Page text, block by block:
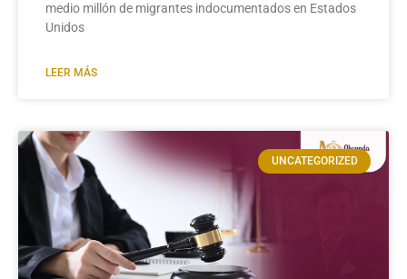
medio millón de migrantes indocumentados en Estados
Unidos
LEER MÁS
UNCATEGORIZED